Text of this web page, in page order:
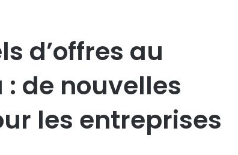
d’offres au
: de nouvelles
les entreprises